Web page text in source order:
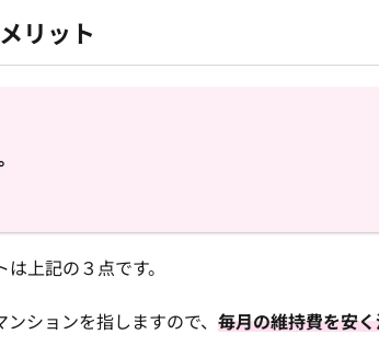
リット
上記の３点です。
ションを指しますので、 毎月の維持費を安く